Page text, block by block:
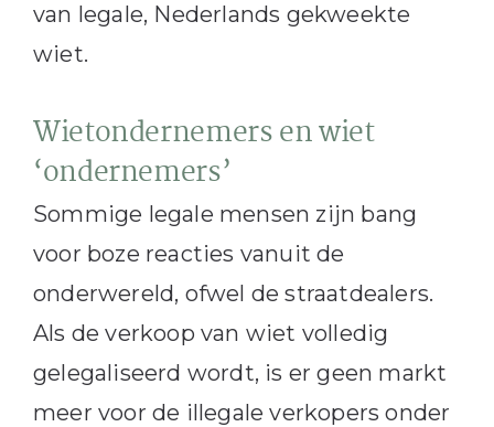
van legale, Nederlands gekweekte
wiet.
Wietondernemers en wiet
‘ondernemers’
Sommige legale mensen zijn bang
voor boze reacties vanuit de
onderwereld, ofwel de straatdealers.
Als de verkoop van wiet volledig
gelegaliseerd wordt, is er geen markt
meer voor de illegale verkopers onder